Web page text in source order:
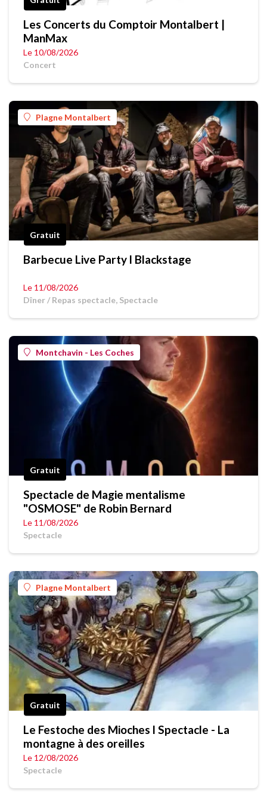
Les Concerts du Comptoir Montalbert |
ManMax
Le 10/08/2026
Concert
Plagne Montalbert
Gratuit
Barbecue Live Party l Blackstage
Le 11/08/2026
Dîner / Repas spectacle, Spectacle
Montchavin - Les Coches
Gratuit
Spectacle de Magie mentalisme
"OSMOSE" de Robin Bernard
Le 11/08/2026
Spectacle
Plagne Montalbert
Gratuit
Le Festoche des Mioches l Spectacle - La
montagne à des oreilles
Le 12/08/2026
Spectacle